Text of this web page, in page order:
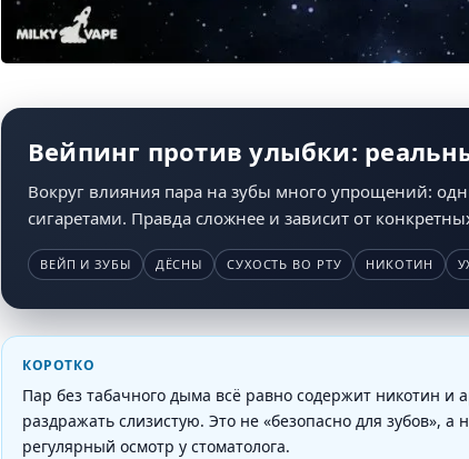
Вейпинг против улыбки:
Вокруг влияния пара на зубы много упрощений:
сигаретами. Правда сложнее и зависит от
ВЕЙП И ЗУБЫ ДЁСНЫ СУХОСТЬ ВО РТУ НИКОТИН
КОРОТКО
Пар без табачного дыма всё равно содержит никотин
раздражать слизистую. Это не «безопасно для зубов»,
регулярный осмотр у стоматолога.